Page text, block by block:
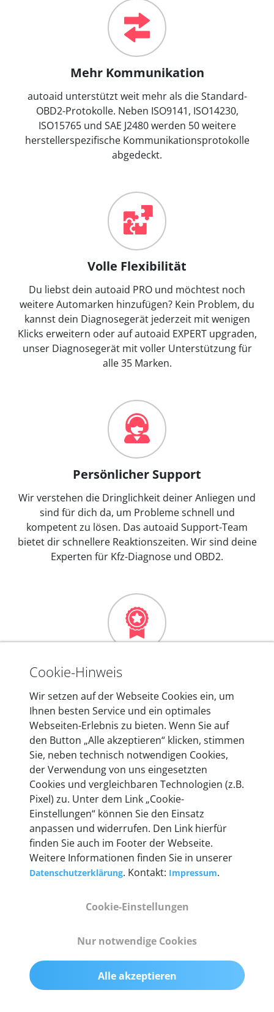
Mehr Kommunikation
autoaid unterstützt weit mehr als die Standard-
OBD2-Protokolle. Neben ISO9141, ISO14230,
ISO15765 und SAE J2480 werden 50 weitere
herstellerspezifische Kommunikationsprotokolle
abgedeckt.
Volle Flexibilität
Du liebst dein autoaid PRO und möchtest noch
weitere Automarken hinzufügen? Kein Problem, du
kannst dein Diagnosegerät jederzeit mit wenigen
Klicks erweitern oder auf autoaid EXPERT upgraden,
unser Diagnosegerät mit voller Unterstützung für
alle 35 Marken.
Persönlicher Support
Wir verstehen die Dringlichkeit deiner Anliegen und
sind für dich da, um Probleme schnell und
kompetent zu lösen. Das autoaid Support-Team
bietet dir schnellere Reaktionszeiten. Wir sind deine
Experten für Kfz-Diagnose und OBD2.
Mehr als 10 Jahre Erfahrung
In den Kfz-Diagnosegeräten von autoaid stecken
mehr als 10 Jahre Erfahrung, und auch in Zukunft
entwickeln wir unsere Produkte am Standort in
Berlin laufend weiter. Auf diese Qualität vertrauen
heute mehr als 60.000 Privatkunden und
Unternehmen.
Technische Details &
Lieferumfang
Abmessungen
Gewicht
200 g
Cookie-Hinweis
Wir setzen auf der Webseite Cookies ein, um
Ihnen besten Service und ein optimales
Webseiten-Erlebnis zu bieten. Wenn Sie auf
den Button „Alle akzeptieren“ klicken, stimmen
Sie, neben technisch notwendigen Cookies,
der Verwendung von uns eingesetzten
Cookies und vergleichbaren Technologien (z.B.
Pixel) zu. Unter dem Link „Cookie-
Einstellungen“ können Sie den Einsatz
anpassen und widerrufen. Den Link hierfür
finden Sie auch im Footer der Webseite.
Weitere Informationen finden Sie in unserer
Datenschutzerklärung. Kontakt: Impressum.
Cookie-Einstellungen
Nur notwendige Cookies
Alle akzeptieren